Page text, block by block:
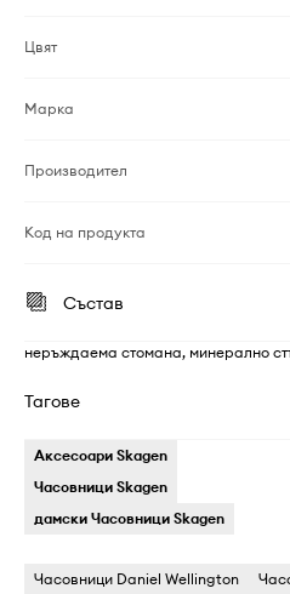
Цвят
Марка
Производител
Код на продукта
Състав
неръждаема стомана, минерално
Тагове
Аксесоари Skagen
Часовници Skagen
дамски Часовници Skagen
Часовници Daniel Wellington